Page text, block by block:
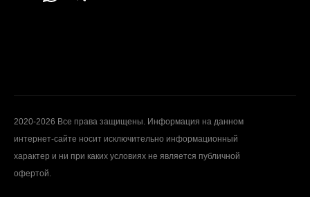
2020-2026 Все права защищены. Информация на данном
интернет-сайте носит исключительно информационный
характер и ни при каких условиях не является публичной
офертой.